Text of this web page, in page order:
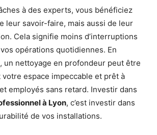
à des experts, vous bénéficiez
leur savoir-faire, mais aussi de leur
Cela signifie moins d’interruptions
opérations quotidiennes. En
un nettoyage en profondeur peut être
espace impeccable et prêt à
employés sans retard. Investir dans
à Lyon, c’est investir dans
de vos installations.